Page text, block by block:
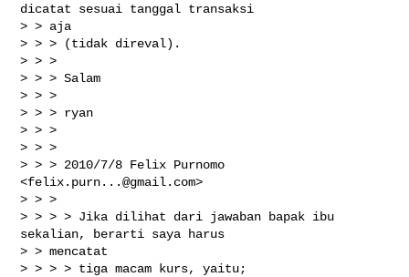
dicatat sesuai tanggal transaksi
> > aja
> > > (tidak direval).
> > >
> > > Salam
> > >
> > > ryan
> > >
> > >
> > > 2010/7/8 Felix Purnomo
<felix.purn...@gmail.com>
> > >
> > > > Jika dilihat dari jawaban bapak ibu
sekalian, berarti saya harus
> > mencatat
> > > > tiga macam kurs, yaitu;